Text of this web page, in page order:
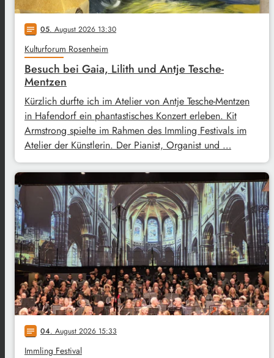
notes 05. August 2026 13:30
Kulturforum Rosenheim
Besuch bei Gaia, Lilith und Antje Tesche-
Mentzen
Kürzlich durfte ich im Atelier von Antje Tesche-Mentzen
in Hafendorf ein phantastisches Konzert erleben. Kit
Armstrong spielte im Rahmen des Immling Festivals im
Atelier der Künstlerin. Der Pianist, Organist und …
notes 04. August 2026 15:33
Immling Festival